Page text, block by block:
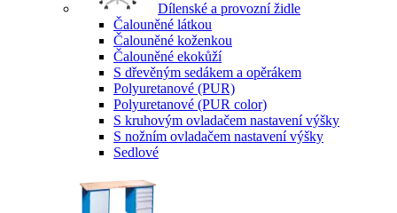
Dílenské a provozní židle
Čalouněné látkou
Čalouněné koženkou
Čalouněné ekokůží
S dřevěným sedákem a opěrákem
Polyuretanové (PUR)
Polyuretanové (PUR color)
S kruhovým ovladačem nastavení výšky
S nožním ovladačem nastavení výšky
Sedlové